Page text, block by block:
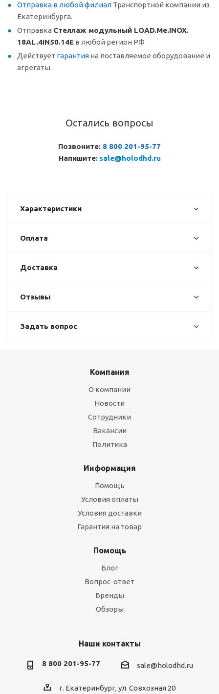
Отправка в любой филиал Транспортной компании из
Екатеринбурга.
Отправка Стеллаж модульный LOAD.Me.INOX.
18AL.4IN50.14E в любой регион РФ
Действует гарантия на поставляемое оборудование и
агрегаты.
Остались вопросы
Позвоните: 8 800 201-95-77
Напишите: sale@holodhd.ru
Характеристики
Оплата
Доставка
Отзывы
Задать вопрос
Компания
О компании
Новости
Сотрудники
Вакансии
Политика
Информация
Помощь
Условия оплаты
Условия доставки
Гарантия на товар
Помощь
Блог
Вопрос-ответ
Бренды
Обзоры
Наши контакты
8 800 201-95-77 sale@holodhd.ru
г. Екатеринбург, ул. Совхозная 20